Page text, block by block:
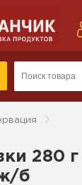
280 г
б